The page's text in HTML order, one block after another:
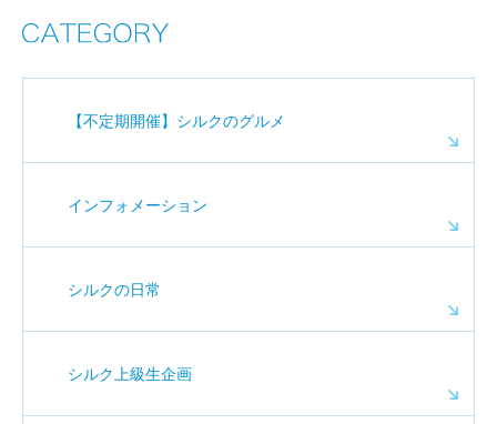
【不定期開催】シルクのグルメ
インフォメーション
シルクの日常
シルク上級生企画